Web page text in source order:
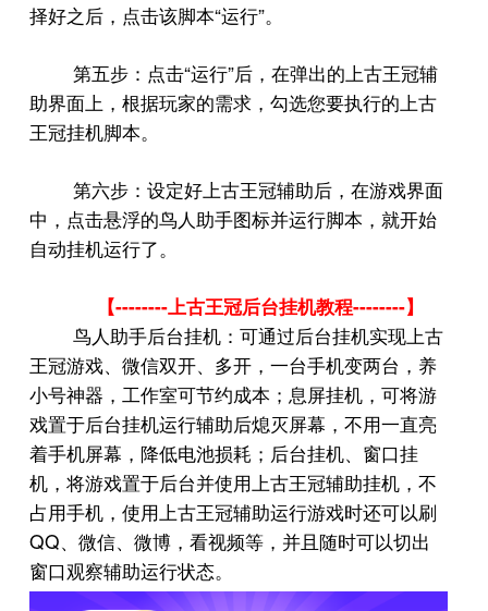
择好之后，点击该脚本“运行”。
第五步：点击“运行”后，在弹出的上古王冠辅
助界面上，根据玩家的需求，勾选您要执行的上古
王冠挂机脚本。
第六步：设定好上古王冠辅助后，在游戏界面
中，点击悬浮的鸟人助手图标并运行脚本，就开始
自动挂机运行了。
【--------上古王冠后台挂机教程--------】
鸟人助手后台挂机：可通过后台挂机实现上古
王冠游戏、微信双开、多开，一台手机变两台，养
小号神器，工作室可节约成本；息屏挂机，可将游
戏置于后台挂机运行辅助后熄灭屏幕，不用一直亮
着手机屏幕，降低电池损耗；后台挂机、窗口挂
机，将游戏置于后台并使用上古王冠辅助挂机，不
占用手机，使用上古王冠辅助运行游戏时还可以刷
QQ、微信、微博，看视频等，并且随时可以切出
窗口观察辅助运行状态。